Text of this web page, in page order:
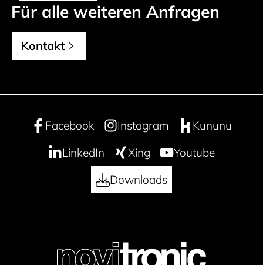
Für alle weiteren Anfragen
Kontakt
Facebook Instagram
Kununu
LinkedIn
Xing
Youtube
Downloads